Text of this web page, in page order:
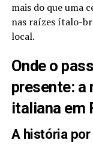
mais do que uma
nas raízes ítalo-
local.
Onde o
presente: a
italiana em
A história